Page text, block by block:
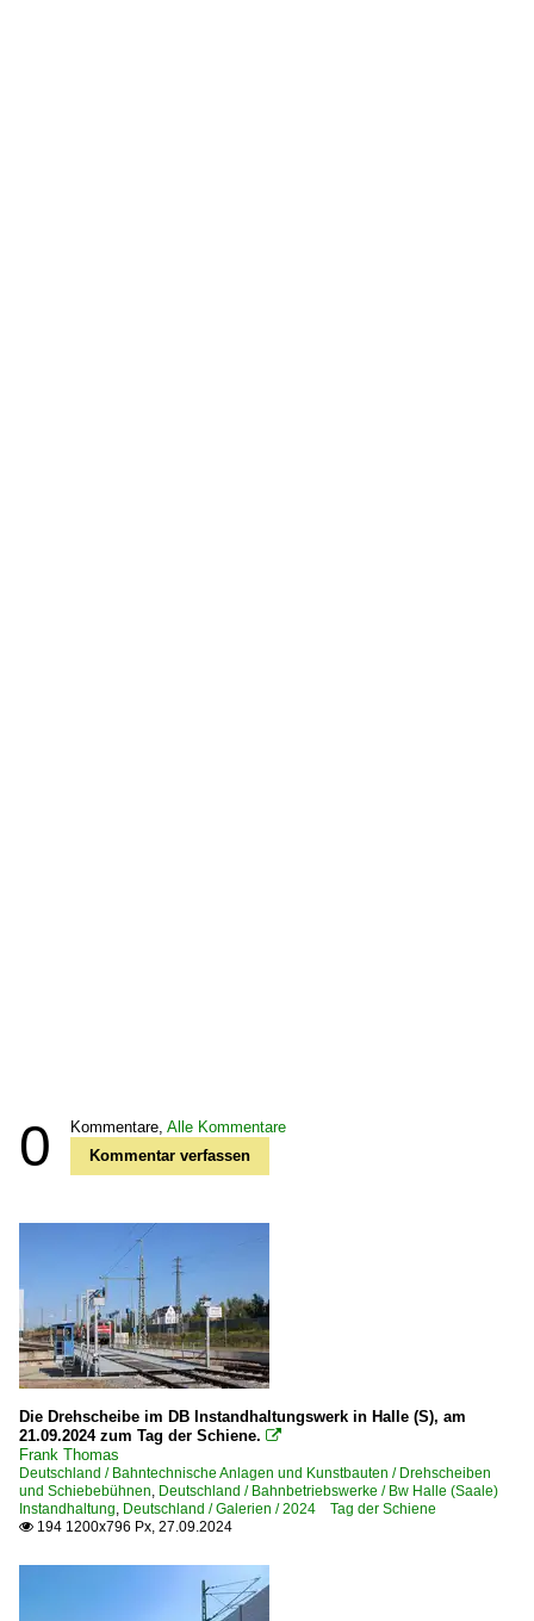
0 Kommentare, Alle Kommentare
Kommentar verfassen
Die Drehscheibe im DB Instandhaltungswerk in Halle (S), am
21.09.2024 zum Tag der Schiene. 
Frank Thomas
Deutschland / Bahntechnische Anlagen und Kunstbauten / Drehscheiben
und Schiebebühnen, Deutschland / Bahnbetriebswerke / Bw Halle (Saale)
Instandhaltung, Deutschland / Galerien / 2024 Tag der Schiene
 194 1200x796 Px, 27.09.2024